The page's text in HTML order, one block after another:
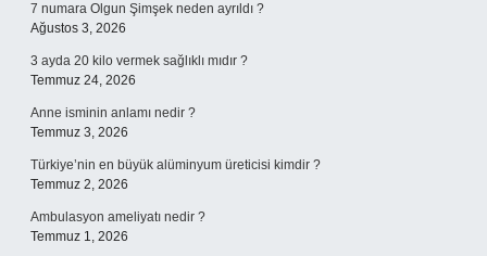
7 numara Olgun Şimşek neden ayrıldı ?
Ağustos 3, 2026
3 ayda 20 kilo vermek sağlıklı mıdır ?
Temmuz 24, 2026
Anne isminin anlamı nedir ?
Temmuz 3, 2026
Türkiye’nin en büyük alüminyum üreticisi kimdir ?
Temmuz 2, 2026
Ambulasyon ameliyatı nedir ?
Temmuz 1, 2026